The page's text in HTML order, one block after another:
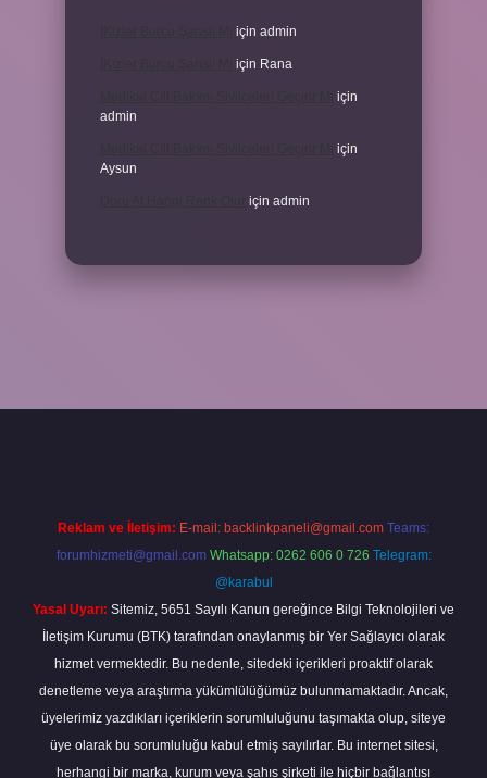
için admin
için Rana
için
admin
için
Aysun
için admin
Reklam ve İletişim: E-mail: backlinkpaneli@gmail.com Teams:
forumhizmeti@gmail.com Whatsapp: 0262 606 0 726 Telegram:
@karabul
Yasal Uyarı: Sitemiz, 5651 Sayılı Kanun gereğince Bilgi Teknolojileri ve
İletişim Kurumu (BTK) tarafından onaylanmış bir Yer Sağlayıcı olarak
hizmet vermektedir. Bu nedenle, sitedeki içerikleri proaktif olarak
denetleme veya araştırma yükümlülüğümüz bulunmamaktadır. Ancak,
üyelerimiz yazdıkları içeriklerin sorumluluğunu taşımakta olup, siteye
üye olarak bu sorumluluğu kabul etmiş sayılırlar. Bu internet sitesi,
herhangi bir marka, kurum veya şahıs şirketi ile hiçbir bağlantısı